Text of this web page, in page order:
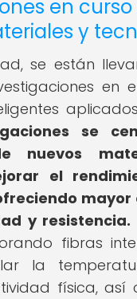
en curso
y
se están
en
se
nuevos
el
mayor
y resistencia.
fibras
la
física, así